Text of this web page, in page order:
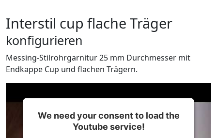
Interstil cup flache Träger
konfigurieren
Messing-Stilrohrgarnitur 25 mm Durchmesser mit
Endkappe Cup und flachen Trägern.
We need your consent to load the
Youtube service!